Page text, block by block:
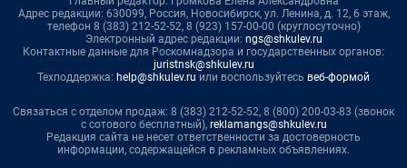
Адрес редакции: 630099, Россия, Новосибирск, ул. Ленина, д. 12, 6 этаж,
телефон 8 (383) 212-52-52, 8 (923) 157-00-00 (круглосуточно)
Электронный адрес редакции: ngs@shkulev.ru
Контактные данные для Роскомнадзора и государственных органов:
juristnsk@shkulev.ru
Техподдержка: help@shkulev.ru или воспользуйтесь веб-формой
Связаться с отделом продаж: 8 (383) 212-52-52, 8 (800) 200-03-83 (звонок
с сотового бесплатный), reklamangs@shkulev.ru
Редакция сайта не несет ответственности за достоверность
информации, содержащейся в рекламных объявлениях.